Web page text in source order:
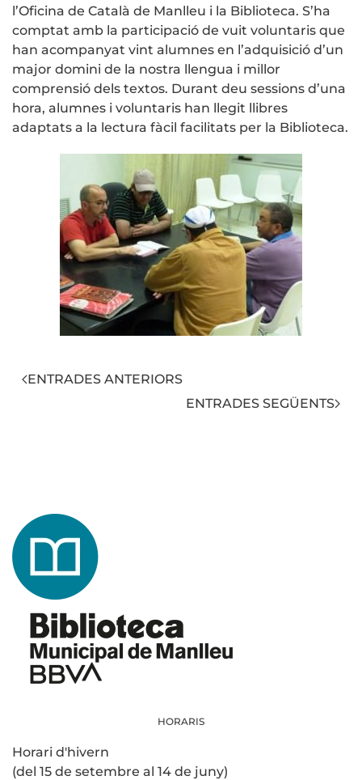
l’Oficina de Català de Manlleu i la Biblioteca. S’ha
comptat amb la participació de vuit voluntaris que
han acompanyat vint alumnes en l’adquisició d’un
major domini de la nostra llengua i millor
comprensió dels textos. Durant deu sessions d’una
hora, alumnes i voluntaris han llegit llibres
adaptats a la lectura fàcil facilitats per la Biblioteca.
ENTRADES ANTERIORS
ENTRADES SEGÜENTS
HORARIS
Horari d'hivern
(del 15 de setembre al 14 de juny)